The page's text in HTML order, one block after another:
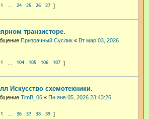
1 … 24 25 26 27
транзисторе.
Призрачный Суслик « Вт мар 03, 2026
1 104 105 106 107
Искусство схемотехники.
TimB_06 « Пн янв 05, 2026 23:43:26
1 36 37 38 39